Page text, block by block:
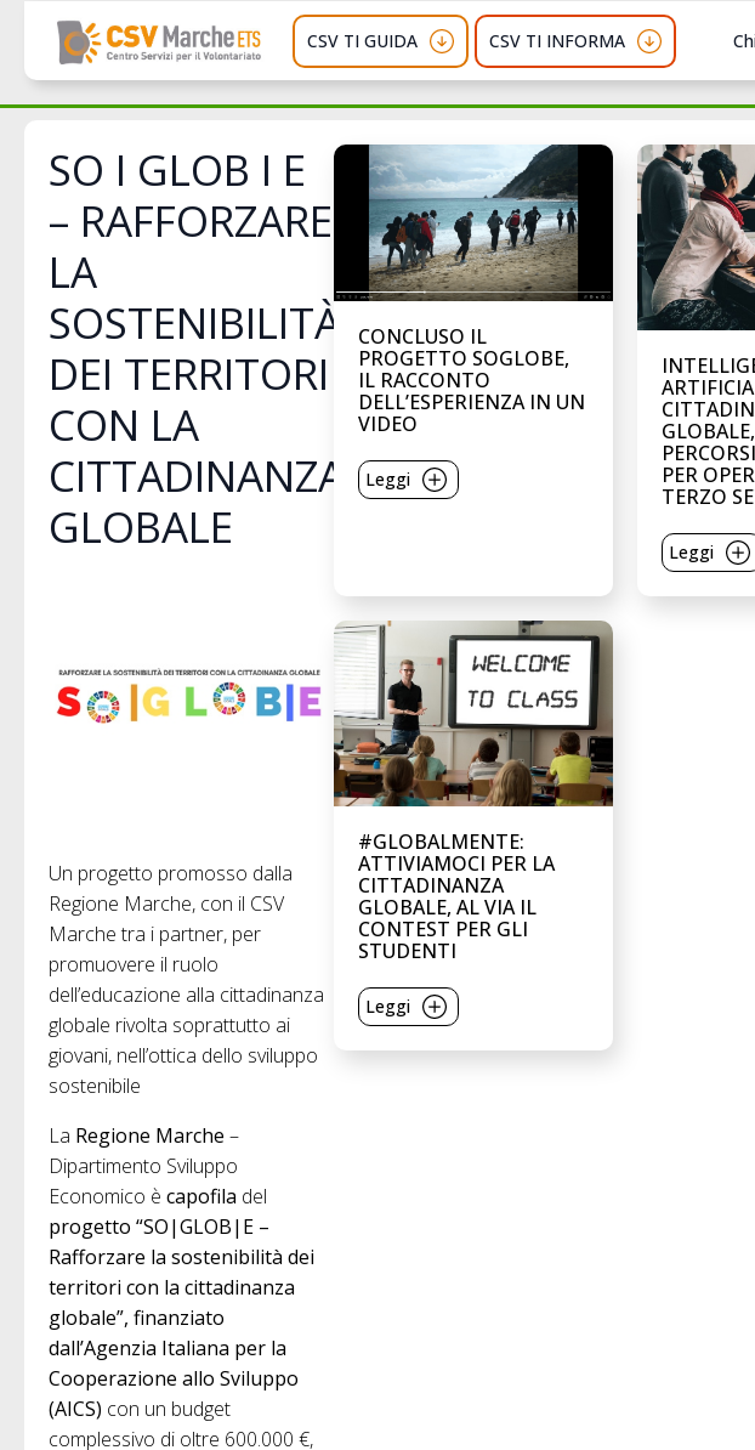
CSV TI GUIDA CSV TI INFORMA
SO I GLOB I E
– RAFFORZARE
LA
SOSTENIBILITÀ
DEI TERRITORI
CON LA
CITTADINANZA
GLOBALE
Un progetto promosso dalla
Regione Marche, con il CSV
Marche tra i partner, per
promuovere il ruolo
dell’educazione alla cittadinanza
globale rivolta soprattutto ai
giovani, nell’ottica dello sviluppo
sostenibile
La Regione Marche –
Dipartimento Sviluppo
Economico è capofila del
progetto “SO|GLOB|E –
Rafforzare la sostenibilità dei
territori con la cittadinanza
globale”, finanziato
dall’Agenzia Italiana per la
Cooperazione allo Sviluppo
(AICS) con un budget
complessivo di oltre 600.000 €,
CONCLUSO IL
PROGETTO SOGLOBE,
IL RACCONTO
DELL’ESPERIENZA IN UN
VIDEO
Leggi
PER
TERZO
Leggi
#GLOBALMENTE:
ATTIVIAMOCI PER LA
CITTADINANZA
GLOBALE, AL VIA IL
CONTEST PER GLI
STUDENTI
Leggi